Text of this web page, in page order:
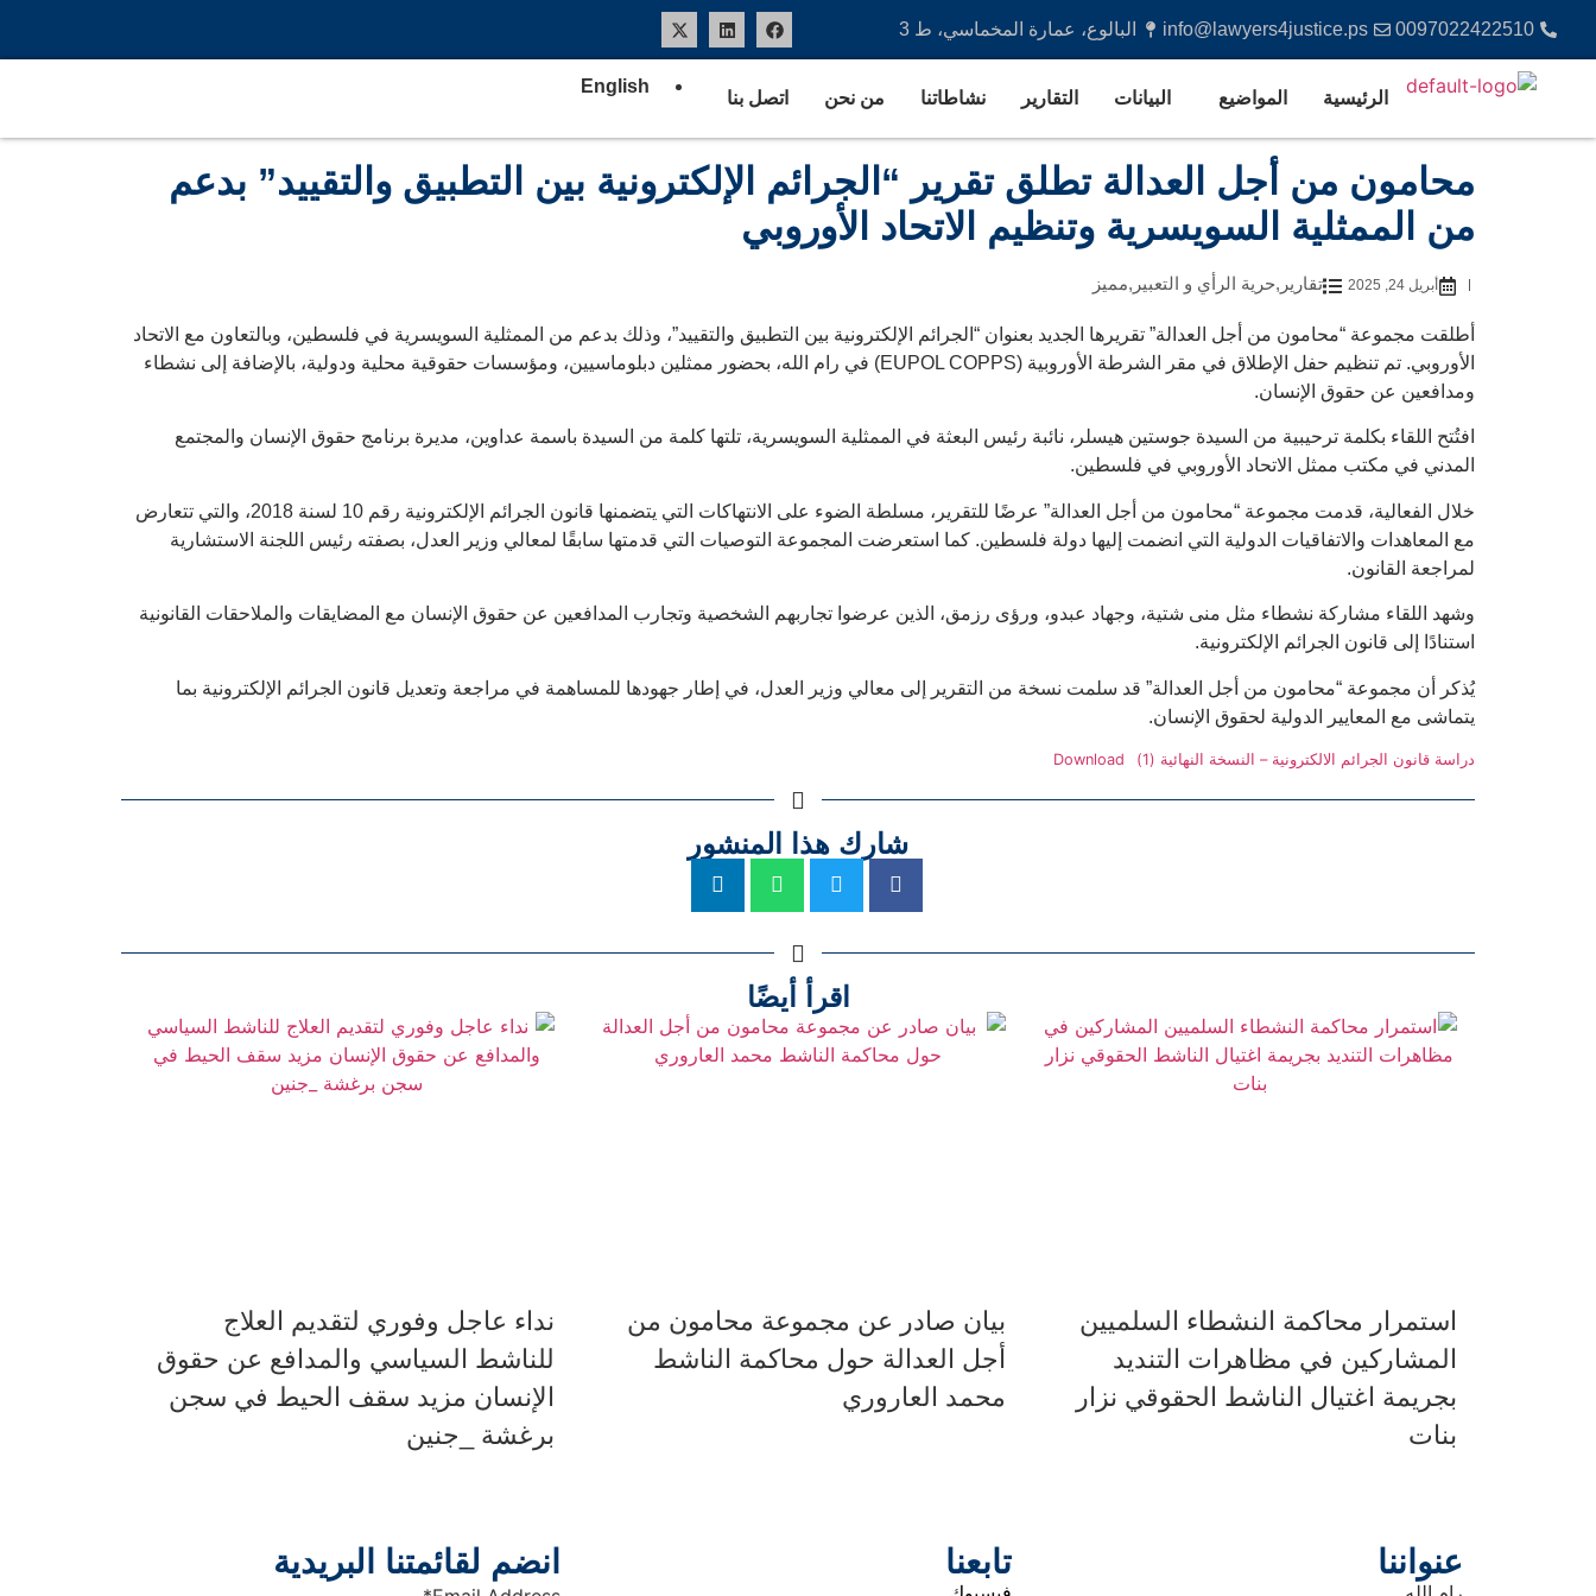
0097022422510
info@lawyers4justice.ps البالوع، عمارة المخماسي، ط 3
الرئيسية المواضيع البيانات التقارير نشاطاتنا من نحن اتصل بنا
English
محامون من أجل العدالة تطلق تقرير “الجرائم الإلكترونية بين التطبيق والتقييد” بدعم
من الممثلية السويسرية وتنظيم الاتحاد الأوروبي
أبريل 24, 2025 تقارير ,حرية الرأي و التعبير ,مميز
أطلقت مجموعة “محامون من أجل العدالة” تقريرها الجديد بعنوان “الجرائم الإلكترونية بين التطبيق والتقييد”، وذلك بدعم من الممثلية السويسرية في فلسطين، وبالتعاون مع الاتحاد
الأوروبي. تم تنظيم حفل الإطلاق في مقر الشرطة الأوروبية (EUPOL COPPS) في رام الله، بحضور ممثلين دبلوماسيين، ومؤسسات حقوقية محلية ودولية، بالإضافة إلى نشطاء
ومدافعين عن حقوق الإنسان.
افتُتح اللقاء بكلمة ترحيبية من السيدة جوستين هيسلر، نائبة رئيس البعثة في الممثلية السويسرية، تلتها كلمة من السيدة باسمة عداوين، مديرة برنامج حقوق الإنسان والمجتمع
المدني في مكتب ممثل الاتحاد الأوروبي في فلسطين.
خلال الفعالية، قدمت مجموعة “محامون من أجل العدالة” عرضًا للتقرير، مسلطة الضوء على الانتهاكات التي يتضمنها قانون الجرائم الإلكترونية رقم 10 لسنة 2018، والتي تتعارض
مع المعاهدات والاتفاقيات الدولية التي انضمت إليها دولة فلسطين. كما استعرضت المجموعة التوصيات التي قدمتها سابقًا لمعالي وزير العدل، بصفته رئيس اللجنة الاستشارية
لمراجعة القانون.
وشهد اللقاء مشاركة نشطاء مثل منى شتية، وجهاد عبدو، ورؤى رزمق، الذين عرضوا تجاربهم الشخصية وتجارب المدافعين عن حقوق الإنسان مع المضايقات والملاحقات القانونية
استنادًا إلى قانون الجرائم الإلكترونية.
يُذكر أن مجموعة “محامون من أجل العدالة” قد سلمت نسخة من التقرير إلى معالي وزير العدل، في إطار جهودها للمساهمة في مراجعة وتعديل قانون الجرائم الإلكترونية بما
يتماشى مع المعايير الدولية لحقوق الإنسان.
دراسة قانون الجرائم الالكترونية – النسخة النهائية (1) Download
شارك هذا المنشور
اقرأ أيضًا
استمرار محاكمة النشطاء السلميين
المشاركين في مظاهرات التنديد
بجريمة اغتيال الناشط الحقوقي نزار
بنات
بيان صادر عن مجموعة محامون من
أجل العدالة حول محاكمة الناشط
محمد العاروري
نداء عاجل وفوري لتقديم العلاج
للناشط السياسي والمدافع عن حقوق
الإنسان مزيد سقف الحيط في سجن
برغشة _جنين
عنواننا تابعنا انضم لقائمتنا البريدية